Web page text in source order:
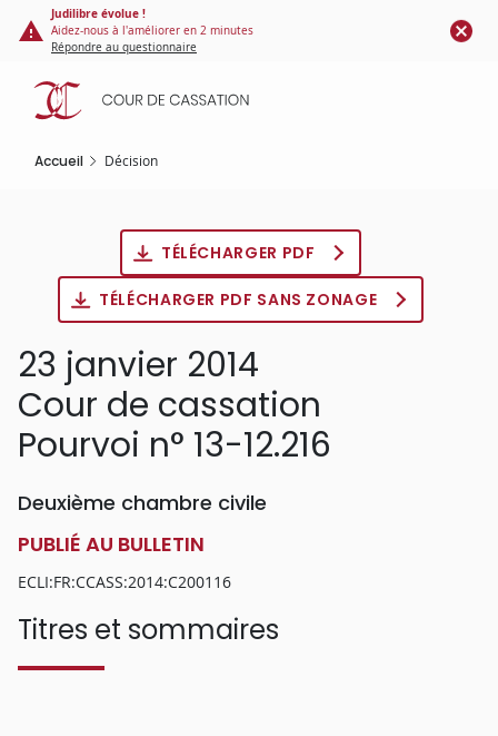
Panneau de gestion des cookies
contenu
principal
Judilibre évolue !
Aidez-nous à l'améliorer en 2 minutes
Répondre au questionnaire
Accueil Décision
TÉLÉCHARGER PDF
TÉLÉCHARGER PDF SANS ZONAGE
23 janvier 2014
Cour de cassation
Pourvoi n° 13-12.216
Deuxième chambre civile
PUBLIÉ AU BULLETIN
ECLI:FR:CCASS:2014:C200116
Titres et sommaires